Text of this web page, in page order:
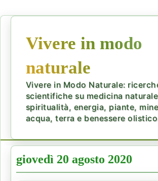
Vivere in modo
naturale
Vivere in Modo Naturale:
scientifiche su medicina
spiritualità, energia, piante,
acqua, terra e benessere
giovedì 20 agosto 2020